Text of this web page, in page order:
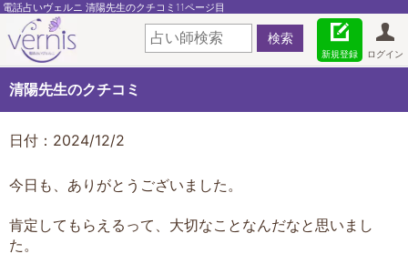
電話占いヴェルニ 清陽先生のクチコミ11ページ目
ログイン
新規登録
清陽先生のクチコミ
日付：2024/12/2
今日も、ありがとうございました。
肯定してもらえるって、大切なことなんだなと思いまし
た。